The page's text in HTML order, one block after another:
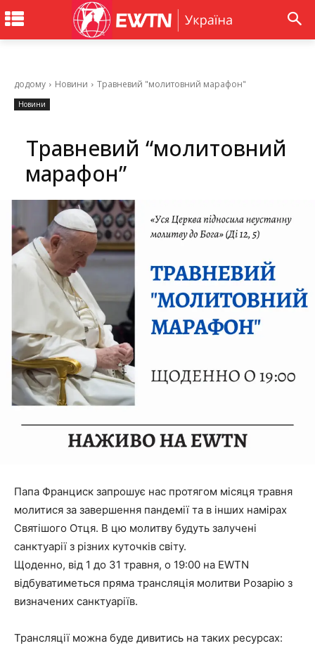
додому Новини Травневий "молитовний марафон"
Новини
Травневий “молитовний
марафон”
Папа Франциск запрошує нас протягом місяця травня
молитися за завершення пандемії та в інших намірах
Святішого Отця. В цю молитву будуть залучені
санктуарії з різних куточків світу.
Щоденно, від 1 до 31 травня, о 19:00 на EWTN
відбуватиметься пряма трансляція молитви Розарію з
визначених санктуаріїв.
Трансляції можна буде дивитись на таких ресурсах: